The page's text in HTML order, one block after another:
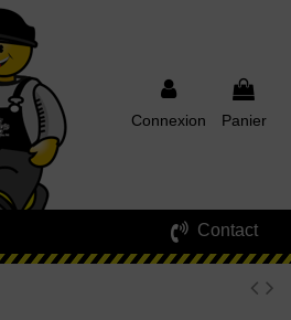
Connexion Panier
Contact